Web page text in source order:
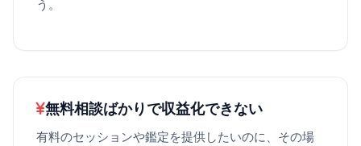
う。
無料相談ばかりで収益化できない
有料のセッションや鑑定を提供したいのに、その場